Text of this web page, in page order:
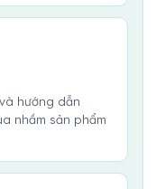
hướng dẫn
nhầm sản phẩm